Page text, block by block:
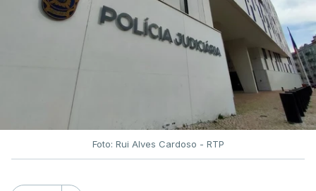
Foto: Rui Alves Cardoso - RTP